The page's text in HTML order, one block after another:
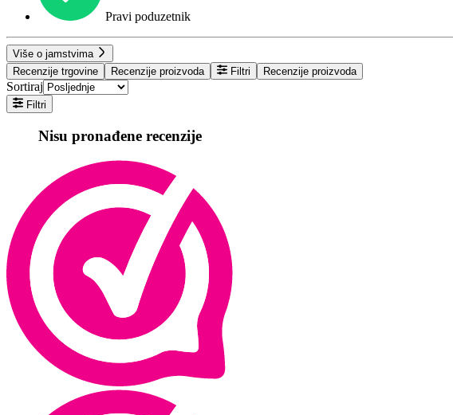
Pravi poduzetnik
Više o jamstvima
Recenzije trgovine
Recenzije proizvoda Filtri Recenzije proizvoda
Sortiraj
Filtri
Nisu pronađene recenzije